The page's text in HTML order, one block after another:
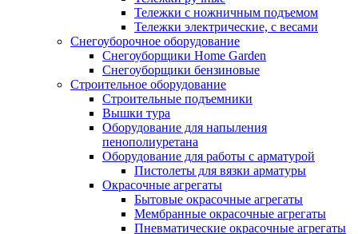
Тележки с ножничным подъемом
Тележки электрические, с весами
Снегоуборочное оборудование
Снегоуборщики Home Garden
Снегоуборщики бензиновые
Строительное оборудование
Cтроительные подъемники
Вышки тура
Оборудование для напыления
пенополиуретана
Оборудование для работы с арматурой
Пистолеты для вязки арматуры
Окрасочные агрегаты
Бытовые окрасочные агрегаты
Мембранные окрасочные агрегаты
Пневматические окрасочные агрегаты